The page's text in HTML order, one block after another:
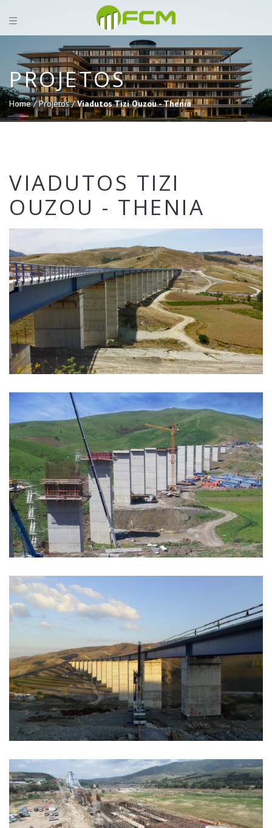
PROJETOS
Home /Projetos /Viadutos Tizi Ouzou - Thenia
VIADUTOS TIZI
OUZOU - THENIA